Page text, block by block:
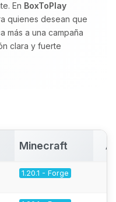
En BoxToPlay
quienes desean que
más a una campaña
clara y fuerte
Minecraft
1.20.1 - Forge